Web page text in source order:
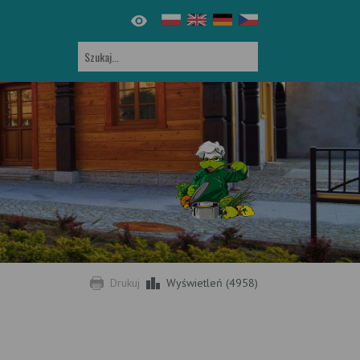
Drukuj Wyświetleń (4958)